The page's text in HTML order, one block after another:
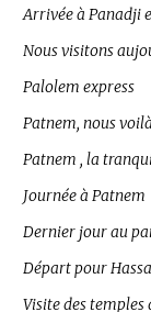
Arrivée à Panadji
Nous visitons
Palolem express
Patnem, nous voilà
Patnem , la
Journée à Patnem
Dernier jour au
Départ pour
Visite des temples